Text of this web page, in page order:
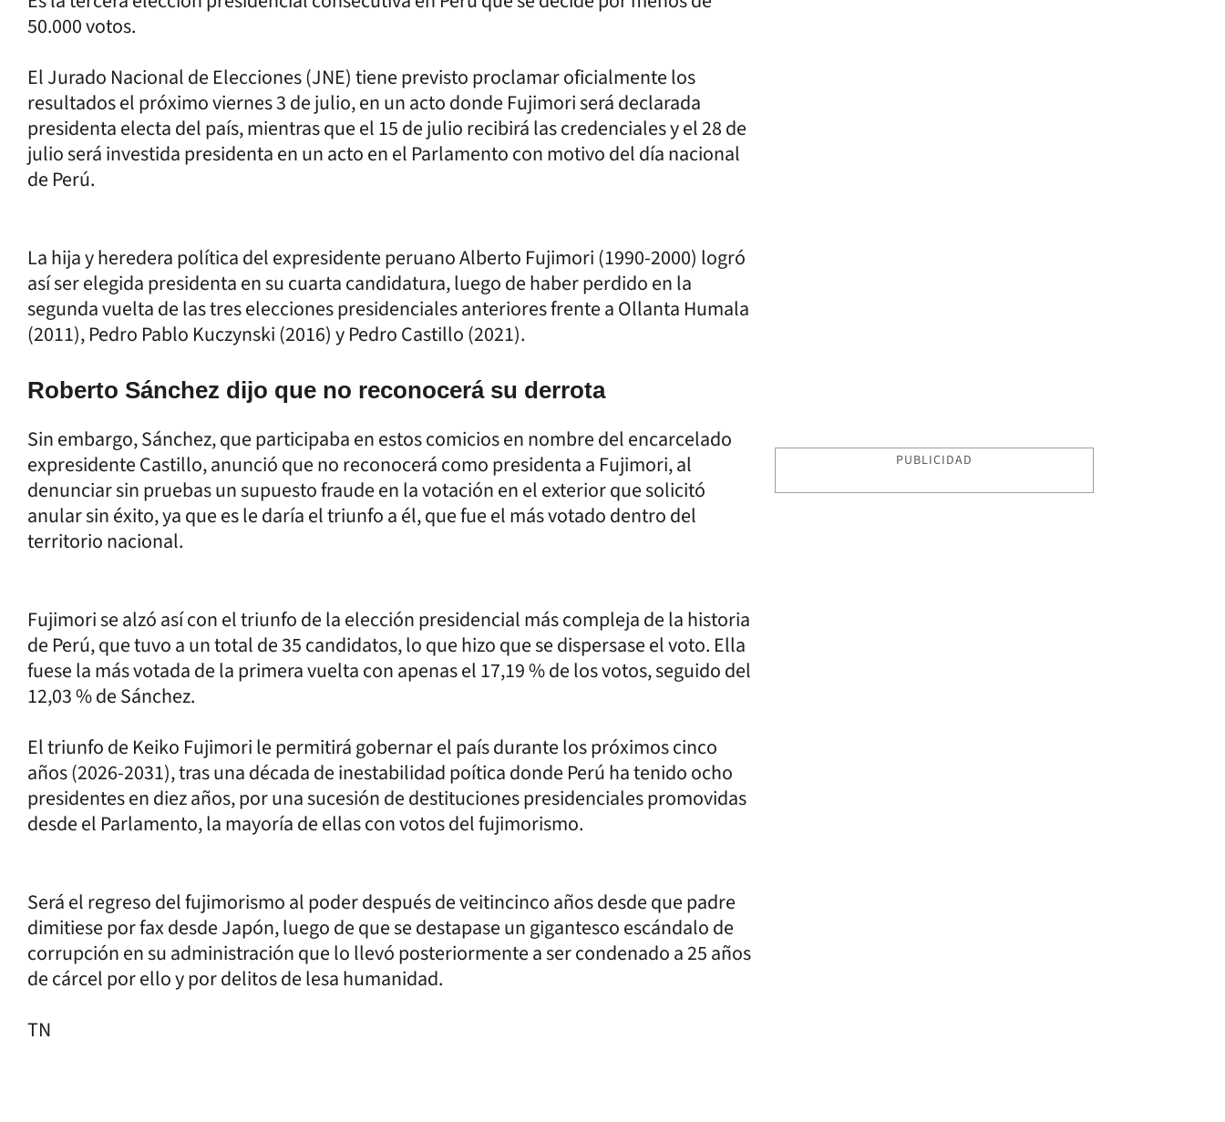
50.000 votos.
El Jurado Nacional de Elecciones (JNE) tiene previsto proclamar oficialmente los
resultados el próximo viernes 3 de julio, en un acto donde Fujimori será declarada
presidenta electa del país, mientras que el 15 de julio recibirá las credenciales y el 28 de
julio será investida presidenta en un acto en el Parlamento con motivo del día nacional
de Perú.
La hija y heredera política del expresidente peruano Alberto Fujimori (1990-2000) logró
así ser elegida presidenta en su cuarta candidatura, luego de haber perdido en la
segunda vuelta de las tres elecciones presidenciales anteriores frente a Ollanta Humala
(2011), Pedro Pablo Kuczynski (2016) y Pedro Castillo (2021).
Roberto Sánchez dijo que no reconocerá su derrota
Sin embargo, Sánchez, que participaba en estos comicios en nombre del encarcelado
expresidente Castillo, anunció que no reconocerá como presidenta a Fujimori, al
denunciar sin pruebas un supuesto fraude en la votación en el exterior que solicitó
anular sin éxito, ya que es le daría el triunfo a él, que fue el más votado dentro del
territorio nacional.
Fujimori se alzó así con el triunfo de la elección presidencial más compleja de la historia
de Perú, que tuvo a un total de 35 candidatos, lo que hizo que se dispersase el voto. Ella
fuese la más votada de la primera vuelta con apenas el 17,19 % de los votos, seguido del
12,03 % de Sánchez.
El triunfo de Keiko Fujimori le permitirá gobernar el país durante los próximos cinco
años (2026-2031), tras una década de inestabilidad poítica donde Perú ha tenido ocho
presidentes en diez años, por una sucesión de destituciones presidenciales promovidas
desde el Parlamento, la mayoría de ellas con votos del fujimorismo.
Será el regreso del fujimorismo al poder después de veitincinco años desde que padre
dimitiese por fax desde Japón, luego de que se destapase un gigantesco escándalo de
corrupción en su administración que lo llevó posteriormente a ser condenado a 25 años
de cárcel por ello y por delitos de lesa humanidad.
TN
PUBLICIDAD